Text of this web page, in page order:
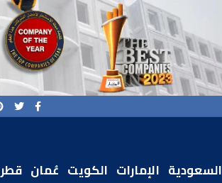
السعودية الإمارات الكويت عُمان قطر